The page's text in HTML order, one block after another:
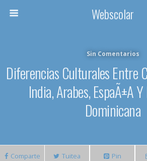
Webscolar
Sin Comentarios
Diferencias Culturales Entre
India, Arabes, EspaÃ±a
Dominicana
Comparte Tuitea Pin